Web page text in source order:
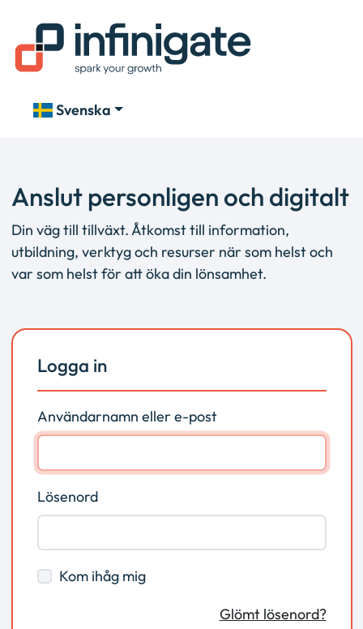
Svenska
Anslut personligen och digitalt
Din väg till tillväxt. Åtkomst till information,
utbildning, verktyg och resurser när som helst och
var som helst för att öka din lönsamhet.
Logga in
Användarnamn eller e-post
Lösenord
Kom ihåg mig
Glömt lösenord?